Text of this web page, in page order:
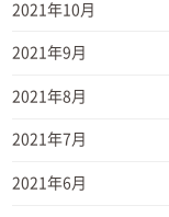
2021年10月
2021年9月
2021年8月
2021年7月
2021年6月